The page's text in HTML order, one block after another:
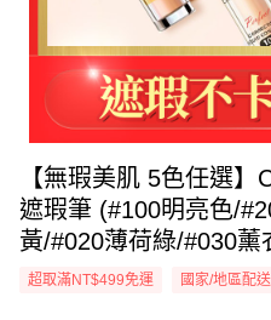
【無瑕美肌 5色任選
遮瑕筆 (#100明亮色/
黃/#020薄荷綠/#030薰
超取滿NT$499免運 國家/地區配送